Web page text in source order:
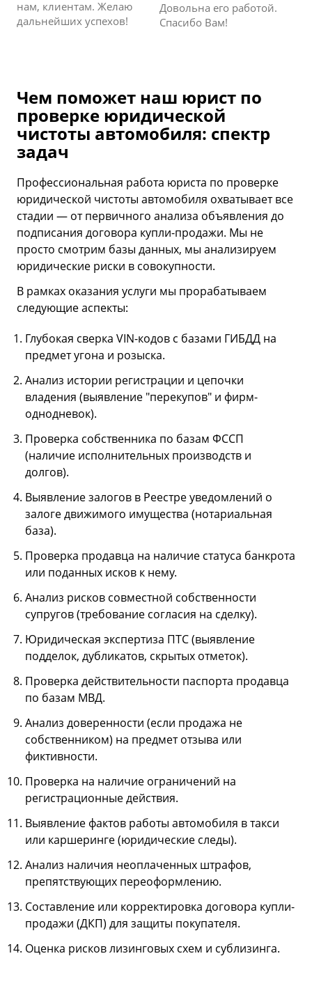
нам, клиентам. Желаю
дальнейших успехов!
Довольна его работой.
Спасибо Вам!
Чем поможет наш юрист по
проверке юридической
чистоты автомобиля: спектр
задач
Профессиональная работа юриста по проверке
юридической чистоты автомобиля охватывает все
стадии — от первичного анализа объявления до
подписания договора купли-продажи. Мы не
просто смотрим базы данных, мы анализируем
юридические риски в совокупности.
В рамках оказания услуги мы прорабатываем
следующие аспекты:
Глубокая сверка VIN-кодов с базами ГИБДД на
предмет угона и розыска.
Анализ истории регистрации и цепочки
владения (выявление "перекупов" и фирм-
однодневок).
Проверка собственника по базам ФССП
(наличие исполнительных производств и
долгов).
Выявление залогов в Реестре уведомлений о
залоге движимого имущества (нотариальная
база).
Проверка продавца на наличие статуса банкрота
или поданных исков к нему.
Анализ рисков совместной собственности
супругов (требование согласия на сделку).
Юридическая экспертиза ПТС (выявление
подделок, дубликатов, скрытых отметок).
Проверка действительности паспорта продавца
по базам МВД.
Анализ доверенности (если продажа не
собственником) на предмет отзыва или
фиктивности.
Проверка на наличие ограничений на
регистрационные действия.
Выявление фактов работы автомобиля в такси
или каршеринге (юридические следы).
Анализ наличия неоплаченных штрафов,
препятствующих переоформлению.
Составление или корректировка договора купли-
продажи (ДКП) для защиты покупателя.
Оценка рисков лизинговых схем и сублизинга.